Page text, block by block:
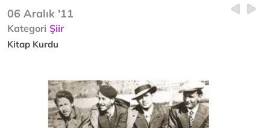
06 Aralık '11
Kategori Şiir
Kitap Kurdu